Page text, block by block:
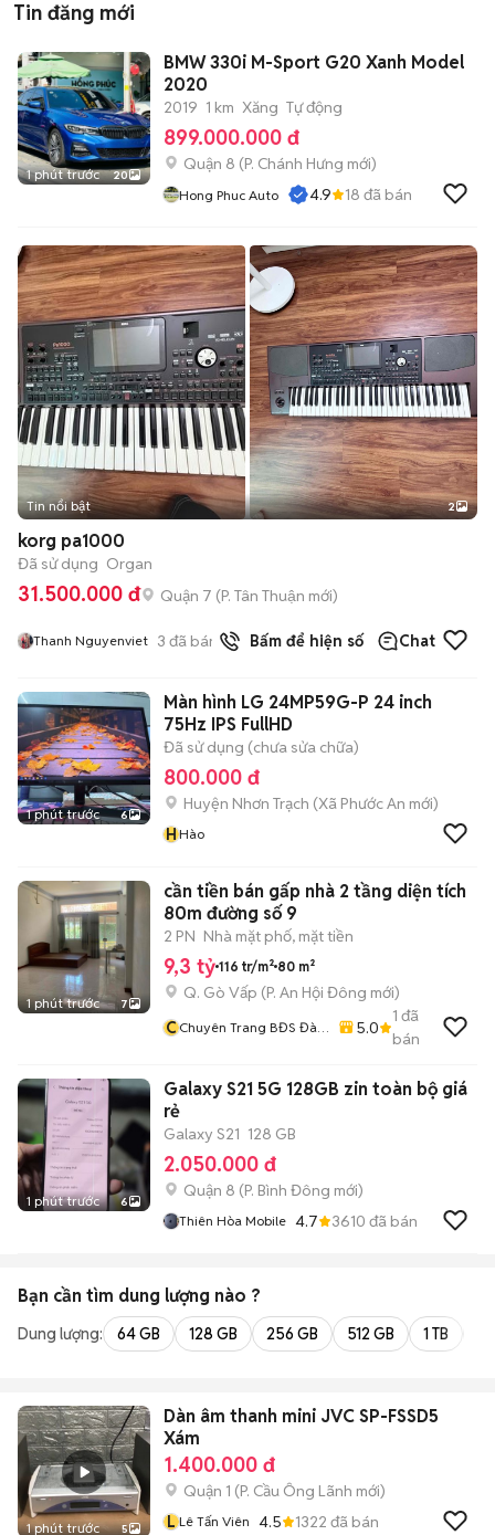
Tin đăng mới
1 phút trước 20
BMW 330i M-Sport G20 Xanh Model
2020
2019 1 km Xăng Tự động
899.000.000 đ
Quận 8 (P. Chánh Hưng mới)
Hong Phuc Auto 4.9 18 đã bán
Tin nổi bật 2
korg pa1000
Đã sử dụng Organ
31.500.000 đ Quận 7 (P. Tân Thuận mới)
Thanh Nguyenviet 3 đã bán Bấm để hiện số Chat
1 phút trước 6
Màn hình LG 24MP59G-P 24 inch
75Hz IPS FullHD
Đã sử dụng (chưa sửa chữa)
800.000 đ
Huyện Nhơn Trạch (Xã Phước An mới)
HHào
1 phút trước 7
cần tiền bán gấp nhà 2 tầng diện tích
80m đường số 9
2 PN Nhà mặt phố, mặt tiền
9,3 tỷ 116 tr/m² 80 m²
Q. Gò Vấp (P. An Hội Đông mới)
CChuyên Trang BĐS Đào
5.0
1 đã
bán
1 phút trước 6
Galaxy S21 5G 128GB zin toàn bộ giá
rẻ
Galaxy S21 128 GB
2.050.000 đ
Quận 8 (P. Bình Đông mới)
Thiên Hòa Mobile 4.7 3610 đã bán
Bạn cần tìm dung lượng nào ?
Dung lượng: 64 GB 128 GB 256 GB 512 GB 1 TB
1 phút trước 5
Dàn âm thanh mini JVC SP-FSSD5
Xám
1.400.000 đ
Quận 1 (P. Cầu Ông Lãnh mới)
L Lê Tấn Viên 4.5 1322 đã bán